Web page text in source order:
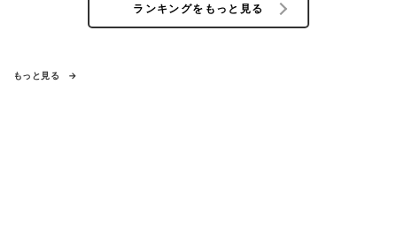
ランキングをもっと見る
もっと見る